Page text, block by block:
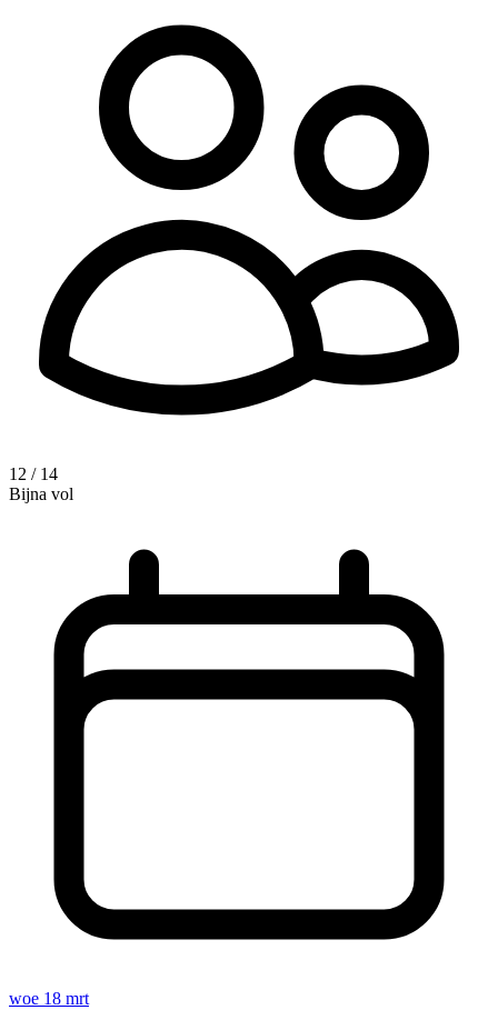
12 / 14
Bijna vol
woe 18 mrt